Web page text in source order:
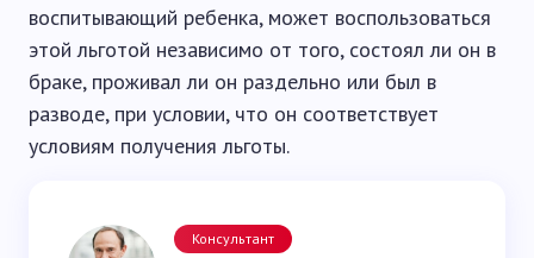
воспитывающий ребенка, может воспользоваться
этой льготой независимо от того, состоял ли он в
браке, проживал ли он раздельно или был в
разводе, при условии, что он соответствует
условиям получения льготы.
Консультант